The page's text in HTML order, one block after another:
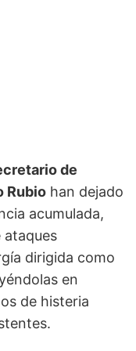
de
Rubio han dejado
acumulada,
ataques
dirigida como
en
de histeria